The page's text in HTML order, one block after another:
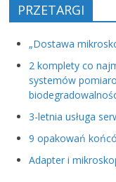
PRZETARGI
„Dostawa
2 komplety co
systemów
3-letnia usługa
9 opakowań
Adapter i